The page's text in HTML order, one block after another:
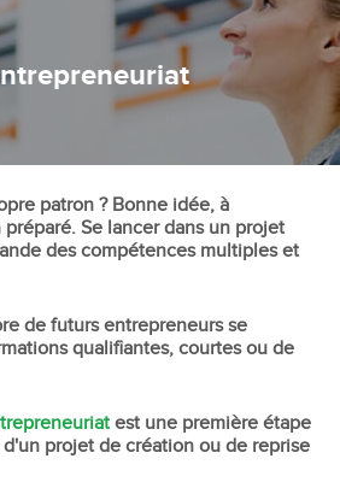
patron ? Bonne idée, à
Se lancer dans un projet
des compétences multiples et
de futurs entrepreneurs se
qualifiantes, courtes ou de
est une première étape
projet de création ou de reprise